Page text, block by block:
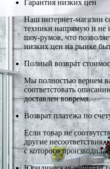
Гарантия низких цен
Наш интернет-магазин
техники напрямую и не
шоу-румов, что
низких цен на рынке
Полный возврат
Мы полностью вернем
соответстовать
доставлен вовремя.
Возврат платежа по
Если товар не
другие несоответствия,
с которого